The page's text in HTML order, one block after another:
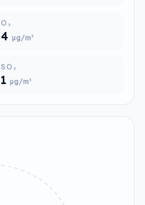
O₃
4 µg/m³
SO₂
1 µg/m³